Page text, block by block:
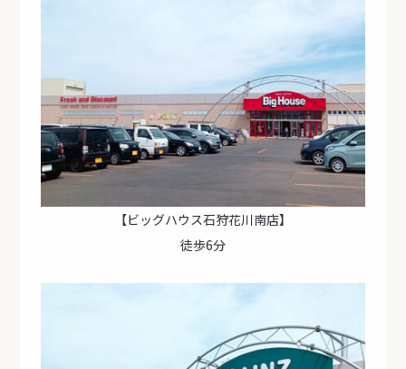
【ビッグハウス石狩花川南店】
徒歩6分